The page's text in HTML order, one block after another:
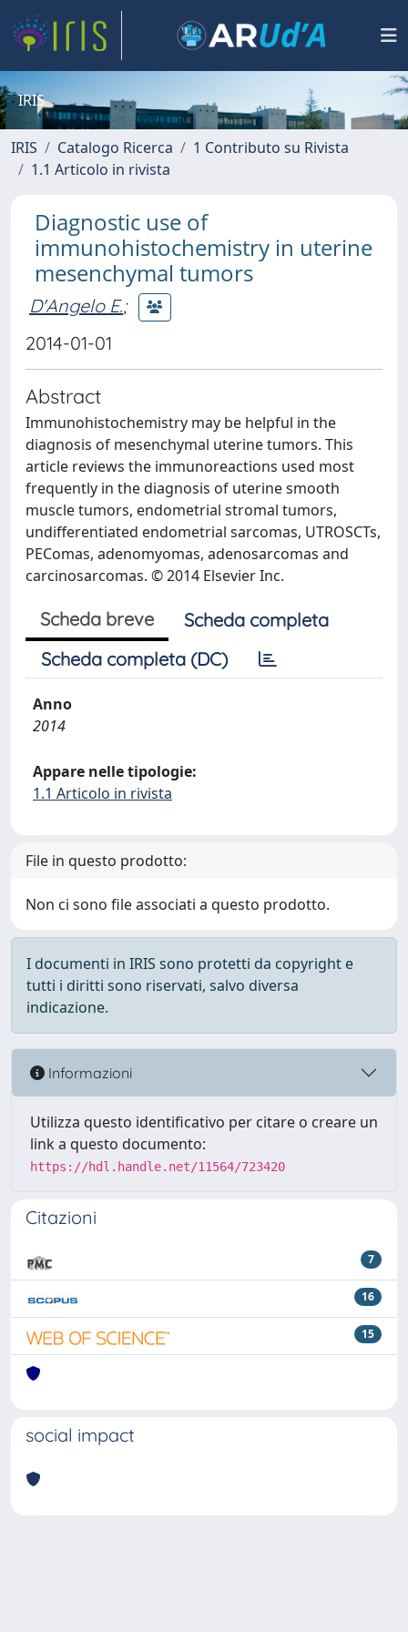
IRIS
IRIS Catalogo Ricerca
1 Contributo su Rivista
1.1 Articolo in rivista
Diagnostic use of
immunohistochemistry in uterine
mesenchymal tumors
D'Angelo E.;
2014-01-01
Abstract
Immunohistochemistry may be helpful in the
diagnosis of mesenchymal uterine tumors. This
article reviews the immunoreactions used most
frequently in the diagnosis of uterine smooth
muscle tumors, endometrial stromal tumors,
undifferentiated endometrial sarcomas, UTROSCTs,
PEComas, adenomyomas, adenosarcomas and
carcinosarcomas. © 2014 Elsevier Inc.
Scheda breve
Scheda completa
Scheda completa (DC)
Anno
2014
Appare nelle tipologie:
1.1 Articolo in rivista
File in questo prodotto:
Non ci sono file associati a questo prodotto.
I documenti in IRIS sono protetti da copyright e
tutti i diritti sono riservati, salvo diversa
indicazione.
Informazioni
Utilizza questo identificativo per citare o creare un
link a questo documento:
https://hdl.handle.net/11564/723420
Citazioni
7
16
15
social impact